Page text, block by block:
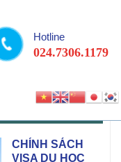
Hotline
024.7306.1179
CHÍNH SÁCH
VISA DU HỌC